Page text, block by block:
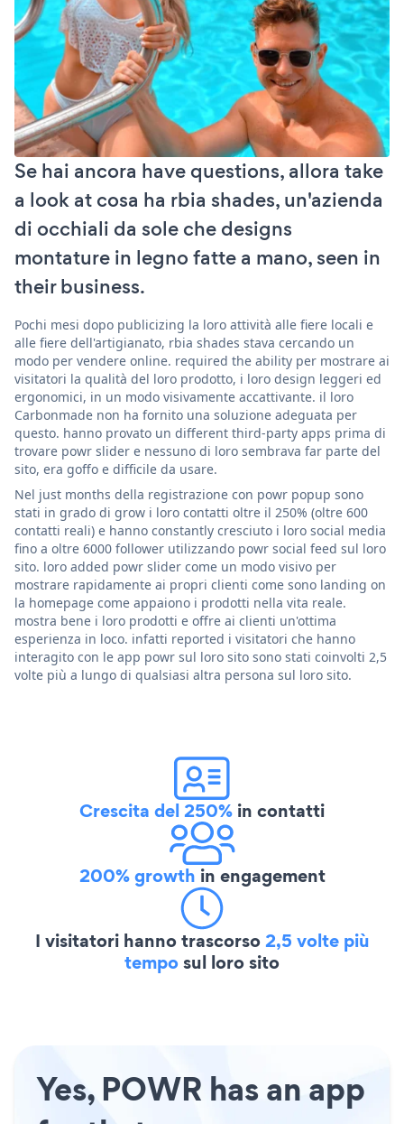
Se hai ancora have questions, allora take
a look at cosa ha rbia shades, un'azienda
di occhiali da sole che designs
montature in legno fatte a mano, seen in
their business.
Pochi mesi dopo publicizing la loro attività alle fiere locali e
alle fiere dell'artigianato, rbia shades stava cercando un
modo per vendere online. required the ability per mostrare ai
visitatori la qualità del loro prodotto, i loro design leggeri ed
ergonomici, in un modo visivamente accattivante. il loro
Carbonmade non ha fornito una soluzione adeguata per
questo. hanno provato un different third-party apps prima di
trovare powr slider e nessuno di loro sembrava far parte del
sito, era goffo e difficile da usare.
Nel just months della registrazione con powr popup sono
stati in grado di grow i loro contatti oltre il 250% (oltre 600
contatti reali) e hanno constantly cresciuto i loro social media
fino a oltre 6000 follower utilizzando powr social feed sul loro
sito. loro added powr slider come un modo visivo per
mostrare rapidamente ai propri clienti come sono landing on
la homepage come appaiono i prodotti nella vita reale.
mostra bene i loro prodotti e offre ai clienti un'ottima
esperienza in loco. infatti reported i visitatori che hanno
interagito con le app powr sul loro sito sono stati coinvolti 2,5
volte più a lungo di qualsiasi altra persona sul loro sito.
Crescita del 250% in contatti
200% growth in engagement
I visitatori hanno trascorso2,5 volte più
temposul loro sito
Yes, POWR has an app